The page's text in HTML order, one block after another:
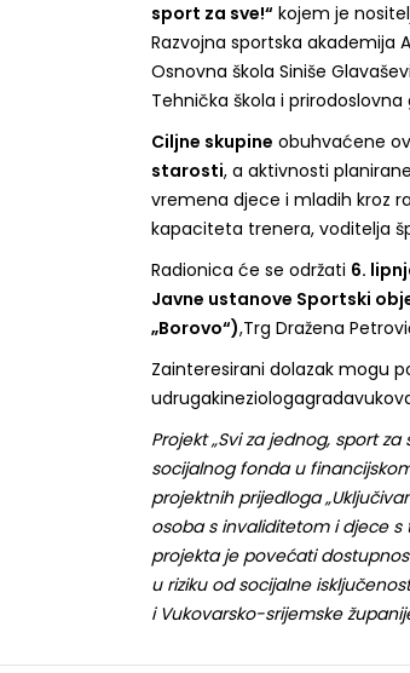
sport za sve!“ kojem je
Razvojna sportska akademija
Osnovna škola Siniše
Tehnička škola i prirodoslovna
Ciljne skupine obuhvaćene
starosti, a aktivnosti
vremena djece i mladih kroz
kapaciteta trenera, voditelja
Radionica će se održati 6.
Javne ustanove Sportski
„Borovo“),Trg Dražena
Zainteresirani dolazak mogu
Projekt „Svi za jednog, sport za
socijalnog fonda u
projektnih prijedloga
osoba s invaliditetom i djece s
projekta je povećati
u riziku od socijalne
i Vukovarsko-srijemske